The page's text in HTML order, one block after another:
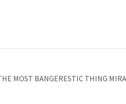
MOST BANGERESTIC THING